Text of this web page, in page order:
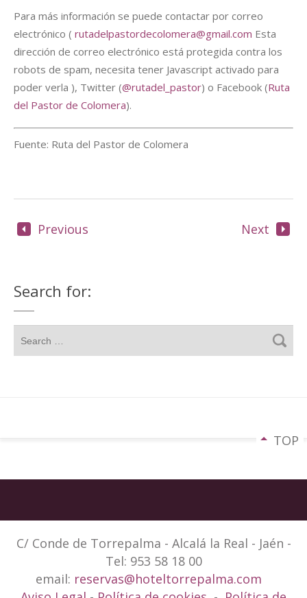
Para más información se puede contactar por correo
electrónico ( rutadelpastordecolomera@gmail.com Esta
dirección de correo electrónico está protegida contra los
robots de spam, necesita tener Javascript activado para
poder verla ), Twitter (@rutadel_pastor) o Facebook (Ruta
del Pastor de Colomera).
Fuente: Ruta del Pastor de Colomera
Previous Next
Search for:
TOP
C/ Conde de Torrepalma - Alcalá la Real - Jaén -
Tel: 953 58 18 00
email: reservas@hoteltorrepalma.com